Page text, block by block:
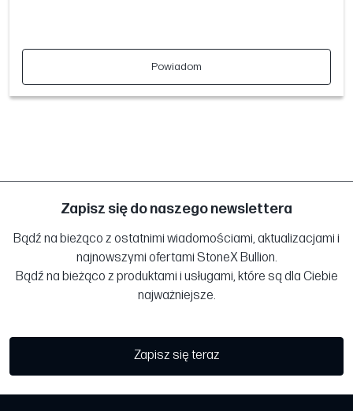
Powiadom
Zapisz się do naszego newslettera
Bądź na bieżąco z ostatnimi wiadomościami, aktualizacjami i
najnowszymi ofertami StoneX Bullion.
Bądź na bieżąco z produktami i usługami, które są dla Ciebie
najważniejsze.
Zapisz się teraz